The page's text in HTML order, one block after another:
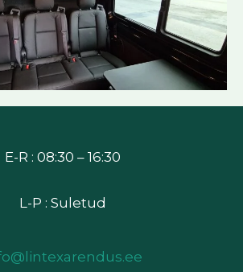
E-R : 08:30 – 16:30
L-P : Suletud